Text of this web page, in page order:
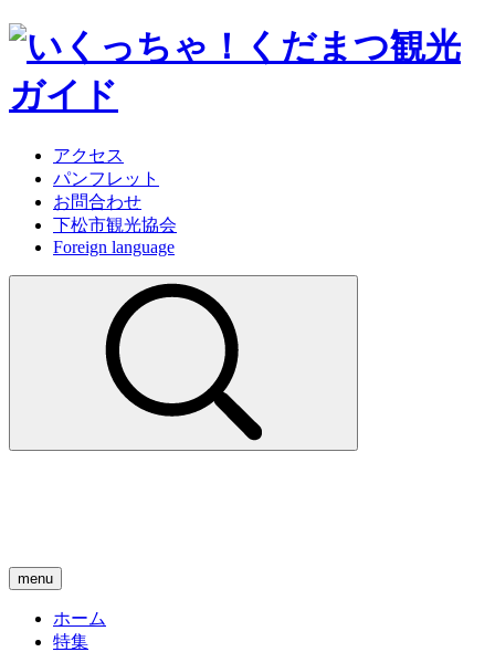
アクセス
パンフレット
お問合わせ
下松市観光協会
Foreign language
menu
ホーム
特集